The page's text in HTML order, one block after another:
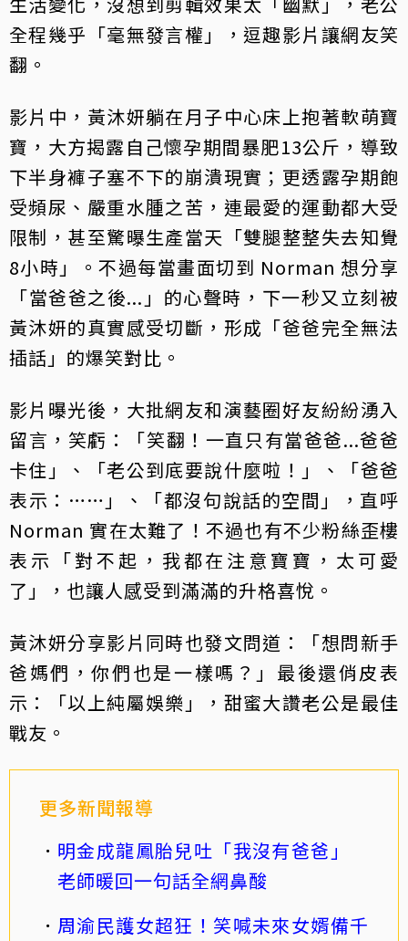
全程幾乎「毫無發言權」，逗趣影片讓網友笑
翻。
影片中，黃沐妍躺在月子中心床上抱著軟萌寶
寶，大方揭露自己懷孕期間暴肥13公斤，導致
下半身褲子塞不下的崩潰現實；更透露孕期飽
受頻尿、嚴重水腫之苦，連最愛的運動都大受
限制，甚至驚曝生產當天「雙腿整整失去知覺
8小時」。不過每當畫面切到 Norman 想分享
「當爸爸之後...」的心聲時，下一秒又立刻被
黃沐妍的真實感受切斷，形成「爸爸完全無法
插話」的爆笑對比。
影片曝光後，大批網友和演藝圈好友紛紛湧入
留言，笑虧：「笑翻！一直只有當爸爸...爸爸
卡住」、「老公到底要說什麼啦！」、「爸爸
表示：……」、「都沒句說話的空間」，直呼
Norman 實在太難了！不過也有不少粉絲歪樓
表示「對不起，我都在注意寶寶，太可愛
了」，也讓人感受到滿滿的升格喜悅。
黃沐妍分享影片同時也發文問道：「想問新手
爸媽們，你們也是一樣嗎？」最後還俏皮表
示：「以上純屬娛樂」，甜蜜大讚老公是最佳
戰友。
更多新聞報導
明金成龍鳳胎兒吐「我沒有爸爸」
老師暖回一句話全網鼻酸
周渝民護女超狂！笑喊未來女婿備千